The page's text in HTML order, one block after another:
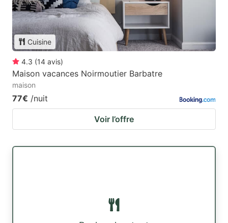
Cuisine
4.3 (14 avis)
Maison vacances Noirmoutier Barbatre
maison
77€ /nuit
Voir l’offre